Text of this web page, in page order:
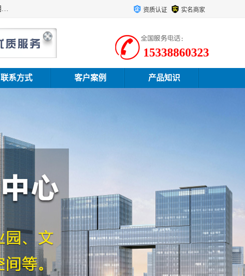
深圳鑫企通投资发展有限公司主营业务：宝安写字楼出租、车公庙写字楼出租、福田写字楼出租、福田中心区写字楼出租、光明写字楼出租、后海写字楼出租、科技园写字楼出租、南山写字楼出租等。公司专注为写字楼提供整体解决方案的化服务，依托于长期的写字楼线下运营经验和积累，以及丰富的互联网从业经验，拥有完善的服务架构体系、丰富的行业经验、与充分的销售资源。 资质认证 实名商家
15338860323
联系方式 客户案例 产品知识